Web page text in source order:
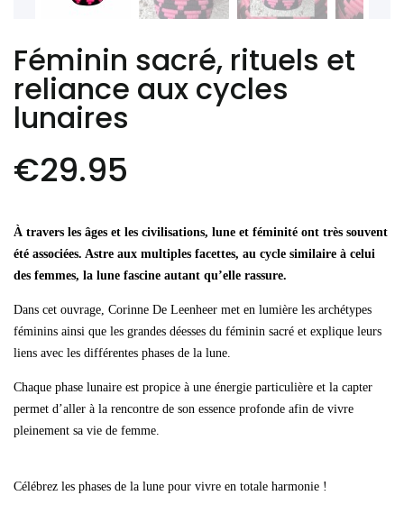
Féminin sacré, rituels et
reliance aux cycles
lunaires
€29.95
À travers les âges et les civilisations, lune et féminité ont très souvent
été associées. Astre aux multiples facettes, au cycle similaire à celui
des femmes, la lune fascine autant qu’elle rassure.
Dans cet ouvrage, Corinne De Leenheer met en lumière les archétypes
féminins ainsi que les grandes déesses du féminin sacré et explique leurs
liens avec les différentes phases de la lune.
Chaque phase lunaire est propice à une énergie particulière et la capter
permet d’aller à la rencontre de son essence profonde afin de vivre
pleinement sa vie de femme.
Célébrez les phases de la lune pour vivre en totale harmonie !